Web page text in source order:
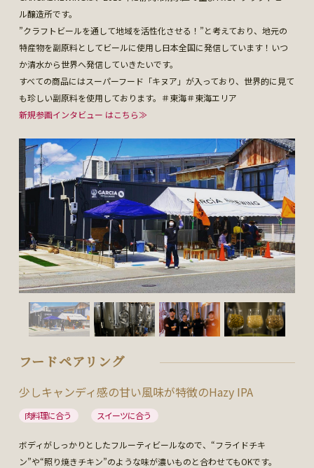
ル醸造所です。
”クラフトビールを通して地域を活性化させる！”と考えており、地元の
特産物を副原料としてビールに使用し日本全国に発信しています！いつ
か清水から世界へ発信していきたいです。
すべての商品にはスーパーフード「キヌア」が入っており、世界的に見て
も珍しい副原料を使用しております。＃東海＃東海エリア
新規参画インタビュー はこちら≫
フードペアリング
少しキャンディ感の甘い風味が特徴のHazy IPA
肉料理に合う スイーツに合う
ボディがしっかりとしたフルーティビールなので、“フライドチキ
ン”や“照り焼きチキン”のような味が濃いものと合わせてもOKです。